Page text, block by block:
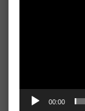
00:00